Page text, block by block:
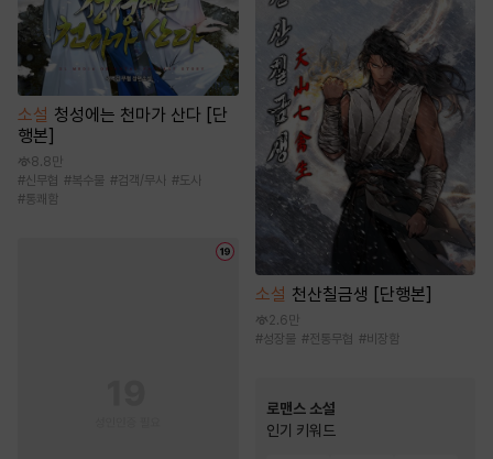
소설 청성에는 천마가 산다 [단
행본]
8.8만
#신무협 #복수물 #검객/무사 #도사
#통쾌함
소설 천산칠금생 [단행본]
2.6만
#성장물 #전통무협 #비장함
로맨스 소설
인기 키워드